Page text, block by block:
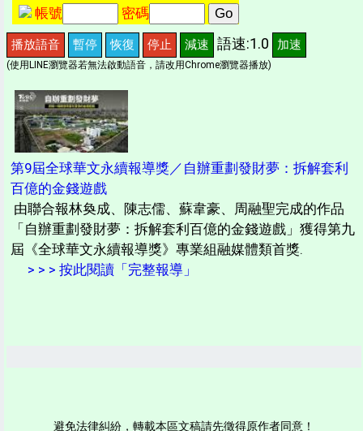
帳號
密碼
播放語音 暫停 恢復 停止 減速 語速:1.0 加速
(使用LINE瀏覽器若無法啟動語音，請改用Chrome瀏覽器播放)
第9屆全球華文永續報導獎／自辦重劃發財夢：拆解套利
百億的金錢遊戲
由聯合報林奐成、陳志儒、蘇韋豪、周融聖完成的作品
「自辦重劃發財夢：拆解套利百億的金錢遊戲」獲得第九
屆《全球華文永續報導獎》專業組融媒體類首獎.
> > > 按此閱讀「完整報導」
避免法律糾紛，轉載本區文稿請先徵得原作者同意！